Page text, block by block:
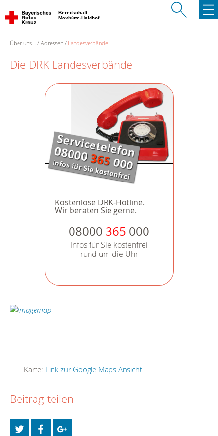
Bereitschaft
Maxhütte-Haidhof
Über uns... Adressen Landesverbände
Die DRK Landesverbände
Kostenlose DRK-Hotline.
Wir beraten Sie gerne.
08000 365 000
Infos für Sie kostenfrei
rund um die Uhr
Karte: Link zur Google Maps Ansicht
Beitrag teilen